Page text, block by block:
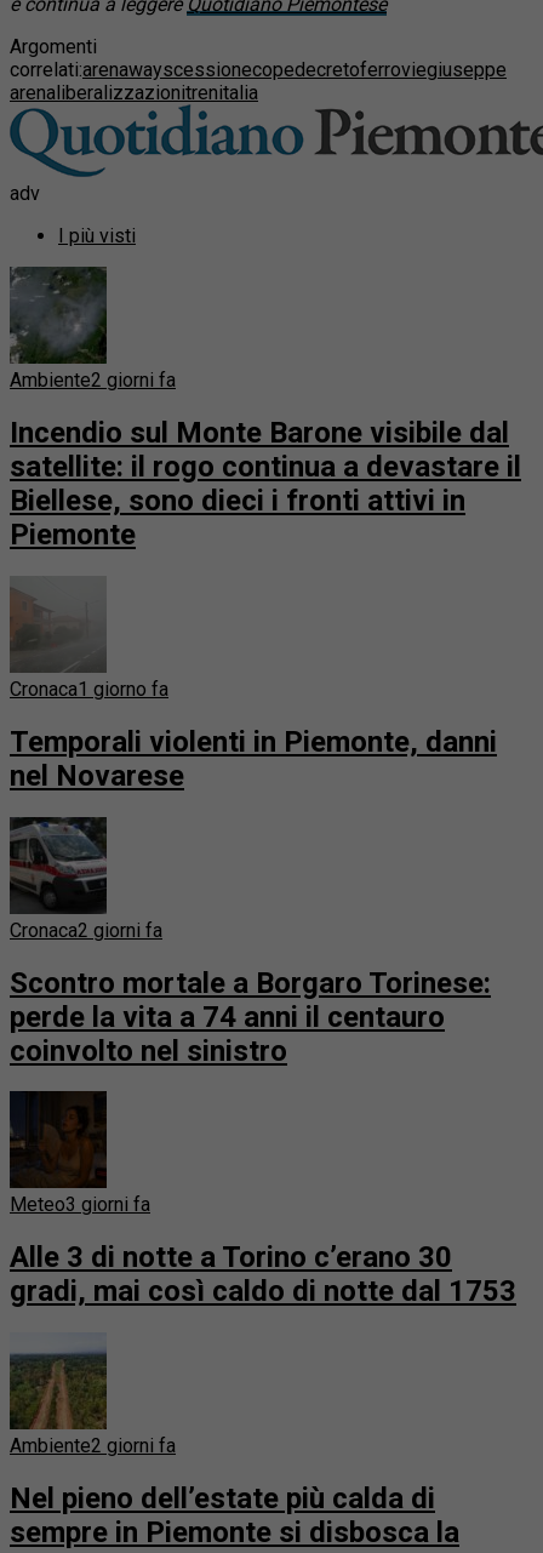
Argomenti
correlati:arenawayscessionecopedecretoferroviegiuseppe
arenaliberalizzazionitrenitalia
adv
I più visti
Ambiente2 giorni fa
Incendio sul Monte Barone visibile dal
satellite: il rogo continua a devastare il
Biellese, sono dieci i fronti attivi in
Piemonte
Cronaca1 giorno fa
Temporali violenti in Piemonte, danni
nel Novarese
Cronaca2 giorni fa
Scontro mortale a Borgaro Torinese:
perde la vita a 74 anni il centauro
coinvolto nel sinistro
Meteo3 giorni fa
Alle 3 di notte a Torino c’erano 30
gradi, mai così caldo di notte dal 1753
Ambiente2 giorni fa
Nel pieno dell’estate più calda di
sempre in Piemonte si disbosca la